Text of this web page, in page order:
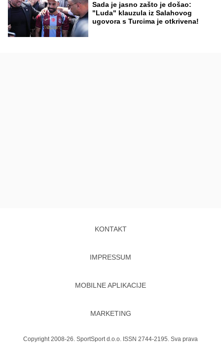
Sada je jasno zašto je došao:
"Luda" klauzula iz Salahovog
ugovora s Turcima je otkrivena!
KONTAKT
IMPRESSUM
MOBILNE APLIKACIJE
MARKETING
Copyright 2008-26. SportSport d.o.o. ISSN 2744-2195. Sva prava